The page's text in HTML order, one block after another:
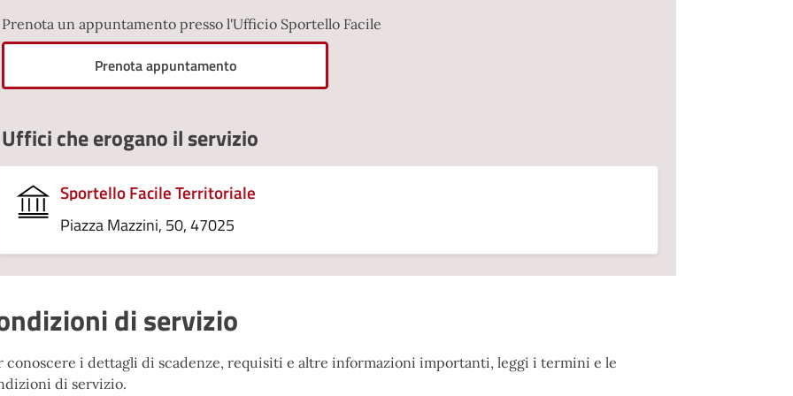
Prenota un appuntamento presso l'Ufficio Sportello Facile
Prenota appuntamento
Uffici che erogano il servizio
Sportello Facile Territoriale
Piazza Mazzini, 50, 47025
di servizio
conoscere i dettagli di scadenze, requisiti e altre informazioni importanti, leggi i termini e le
di servizio.